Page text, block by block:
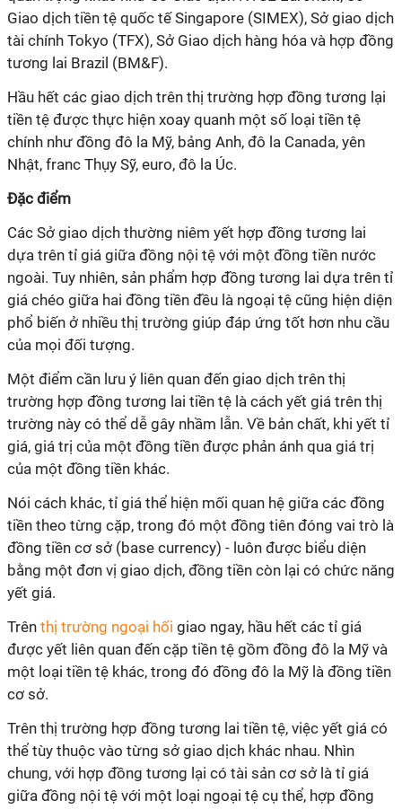
Giao dịch tiền tệ quốc tế Singapore (SIMEX), Sở giao dịch
tài chính Tokyo (TFX), Sở Giao dịch hàng hóa và hợp đồng
tương lai Brazil (BM&F).
Hầu hết các giao dịch trên thị trường hợp đồng tương lại
tiền tệ được thực hiện xoay quanh một số loại tiền tệ
chính như đồng đô la Mỹ, bảng Anh, đô la Canada, yên
Nhật, franc Thụy Sỹ, euro, đô la Úc.
Đặc điểm
Các Sở giao dịch thường niêm yết hợp đồng tương lai
dựa trên tỉ giá giữa đồng nội tệ với một đồng tiền nước
ngoài. Tuy nhiên, sản phẩm hợp đồng tương lai dựa trên tỉ
giá chéo giữa hai đồng tiền đều là ngoại tệ cũng hiện diện
phổ biến ở nhiều thị trường giúp đáp ứng tốt hơn nhu cầu
của mọi đối tượng.
Một điểm cần lưu ý liên quan đến giao dịch trên thị
trường hợp đồng tương lai tiền tệ là cách yết giá trên thị
trường này có thể dễ gây nhầm lẫn. Về bản chất, khi yết tỉ
giá, giá trị của một đồng tiền được phản ánh qua giá trị
của một đồng tiền khác.
Nói cách khác, tỉ giá thể hiện mối quan hệ giữa các đồng
tiền theo từng cặp, trong đó một đồng tiên đóng vai trò là
đồng tiền cơ sở (base currency) - luôn được biểu diện
bằng một đơn vị giao dịch, đồng tiền còn lại có chức năng
yết giá.
Trên thị trường ngoại hối giao ngay, hầu hết các tỉ giá
được yết liên quan đến cặp tiền tệ gồm đồng đô la Mỹ và
một loại tiền tệ khác, trong đó đồng đô la Mỹ là đồng tiền
cơ sở.
Trên thị trường hợp đồng tương lai tiền tệ, việc yết giá có
thể tùy thuộc vào từng sở giao dịch khác nhau. Nhìn
chung, với hợp đồng tương lại có tài sản cơ sở là tỉ giá
giữa đồng nội tệ với một loại ngoại tệ cụ thể, hợp đồng